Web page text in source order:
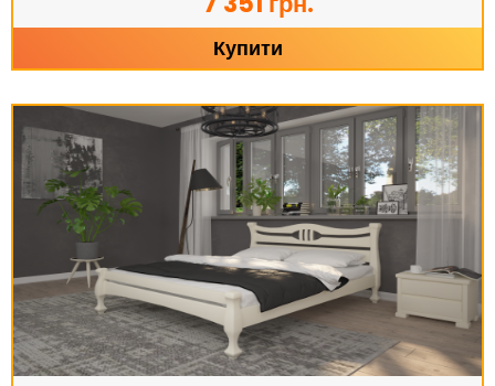
Купити